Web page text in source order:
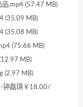
.mp4 (57.47 MB)
(35.09 MB)
(35.08 MB)
(75.66 MB)
MB)
(2.97 MB)
钟磊琪￥18.00/